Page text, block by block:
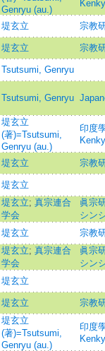
Genryu (au.)
堤玄立 宗教
堤玄立 宗教
Tsutsumi, Genryu
Tsutsumi, Genryu
堤玄立
(著)=Tsutsumi,
Genryu (au.)
印度
堤玄立 宗教
堤玄立
堤玄立; 真宗連合
学会
眞宗
シン
堤玄立 宗教
堤玄立; 真宗連合
学会
眞宗
シン
堤玄立
堤玄立 宗教
堤玄立
(著)=Tsutsumi,
Genryu (au.)
印度